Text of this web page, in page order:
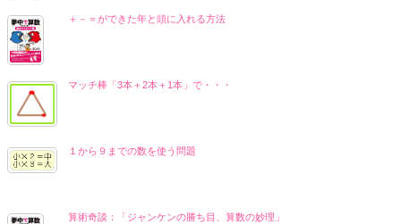
＋－＝ができた年と頭に入れる方法
マッチ棒「3本＋2本＋1本」で・・・
１から９までの数を使う問題
算術奇談：「ジャンケンの勝ち目、算数の妙理」